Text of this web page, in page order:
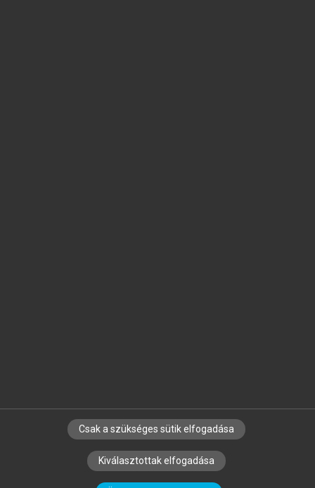
SZERZŐKNEK CÉGEKNEK KÖNYVTÁROSOKNAK
SZERKESZTÉSI ÉS LEKTORÁLÁSI ALAPELVEK
Csak a szükséges sütik elfogadása
Kiválasztottak elfogadása